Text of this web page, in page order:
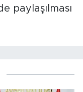
paylaşılması